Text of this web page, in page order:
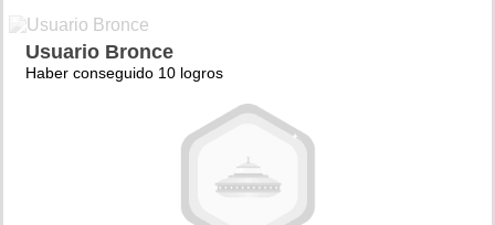
Usuario Bronce
Haber conseguido 10 logros